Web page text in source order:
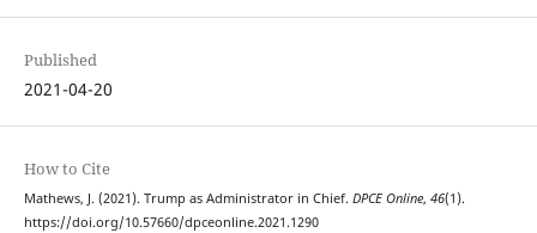
Published
2021-04-20
How to Cite
Mathews, J. (2021). Trump as Administrator in Chief. DPCE Online, 46(1).
https://doi.org/10.57660/dpceonline.2021.1290